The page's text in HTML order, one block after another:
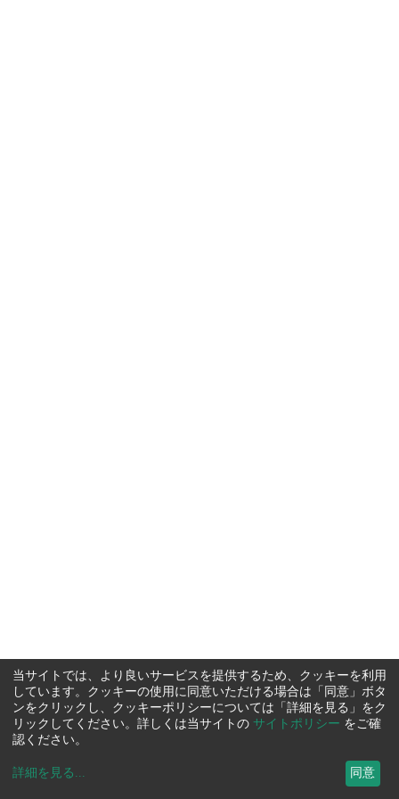
当サイトでは、より良いサービスを提供するため、クッキーを利用
しています。クッキーの使用に同意いただける場合は「同意」ボタ
ンをクリックし、クッキーポリシーについては「詳細を見る」をク
リックしてください。詳しくは当サイトの サイトポリシー をご確
認ください。
詳細を見る ... 同意